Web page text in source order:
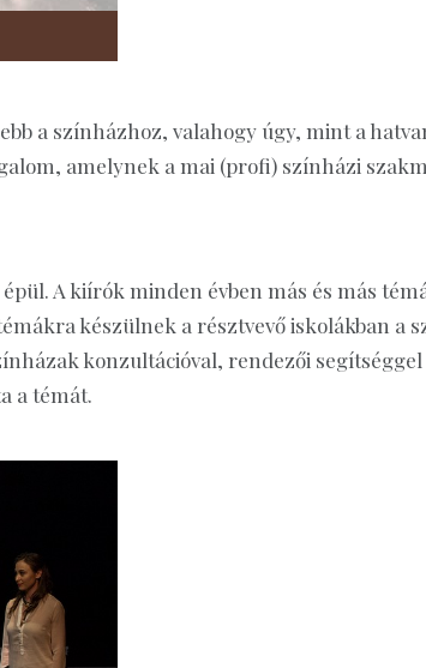
a színházhoz, valahogy úgy, mint a
amelynek a mai (profi) színházi
A kiírók minden évben más és más
készülnek a résztvevő iskolákban a
konzultációval, rendezői segítséggel
a témát.